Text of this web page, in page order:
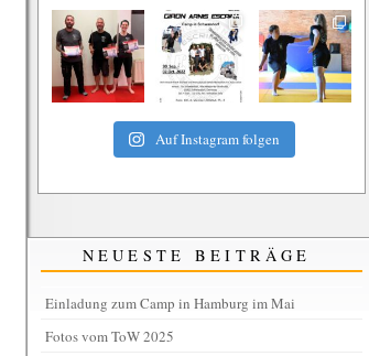
Auf Instagram folgen
NEUESTE BEITRÄGE
Einladung zum Camp in Hamburg im Mai
Fotos vom ToW 2025